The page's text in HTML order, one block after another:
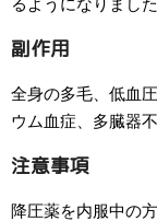
副作用
全身の多毛、低血
ウム血症、多臓器
注意事項
降圧薬を内服中の